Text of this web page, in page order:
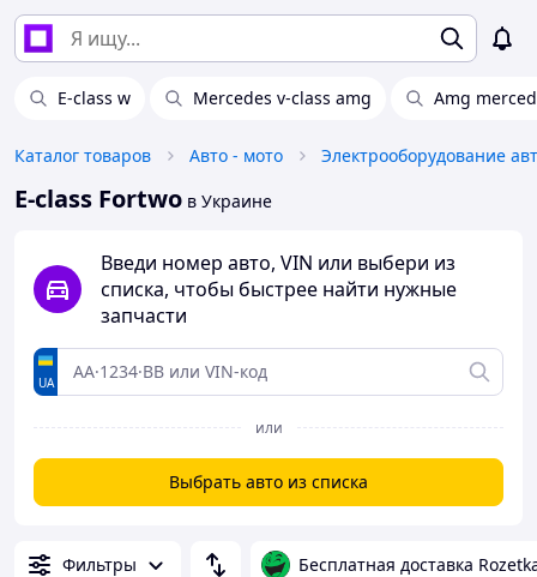
E-class w Mercedes v-class amg Amg
Каталог товаров Авто - мото Электрооборудование
E-class Fortwo в Украине
Введи номер авто, VIN или выбери из
списка, чтобы быстрее найти нужные
запчасти
UA
или
Выбрать авто из списка
Фильтры Бесплатная доставка